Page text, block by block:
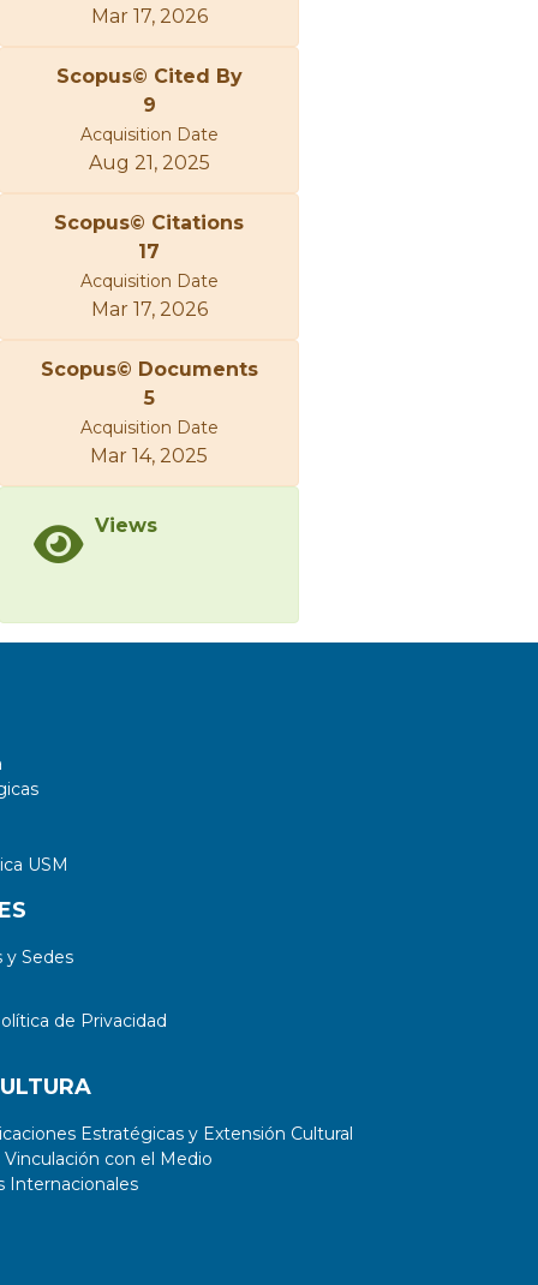
Mar 17, 2026
Scopus© Cited By
9
Acquisition Date
Aug 21, 2025
Scopus© Citations
17
Acquisition Date
Mar 17, 2026
Scopus© Documents
5
Acquisition Date
Mar 14, 2025
Views
USM
Sedes
de Privacidad
Estratégicas y Extensión Cultural
con el Medio
Internacionales